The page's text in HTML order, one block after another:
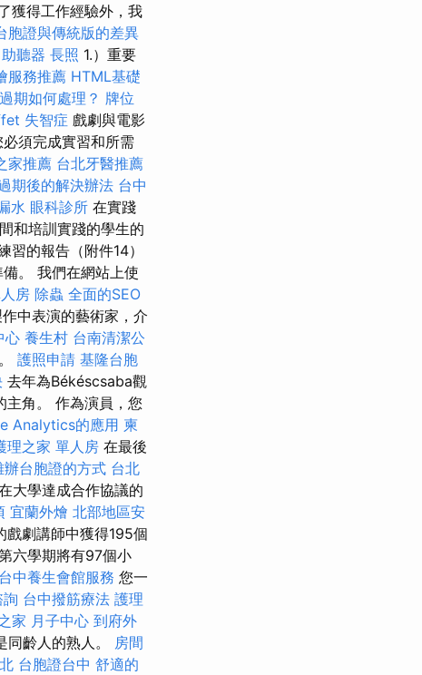
獲得工作經驗外，我
胞證與傳統版的差異
助聽器 長照 1.）重要
服務推薦 HTML基礎
期如何處理？ 牌位
失智症 戲劇與電影
須完成實習和所需
家推薦 台北牙醫推薦
期後的解決辦法 台中
水 眼科診所 在實踐
和培訓實踐的學生的
習的報告（附件14）
。 我們在網站上使
房 除蟲 全面的SEO
中表演的藝術家，介
心 養生村 台南清潔公
護照申請 基隆台胞
去年為Békéscsaba觀
主角。 作為演員，您
Analytics的應用 柬
理之家 單人房 在最後
辦台胞證的方式 台北
大學達成合作協議的
宜蘭外燴 北部地區安
戲劇講師中獲得195個
六學期將有97個小
台中養生會館服務 您一
台中撥筋療法 護理
家 月子中心 到府外
齡人的熟人。 房間
台胞證台中 舒適的